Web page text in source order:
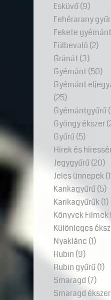
Esküvő(9)
Fehérarany
Fekete gyémánt
Fülbevaló (2)
Gránát (3)
Gyémánt (50)
Gyémánt
(25)
Gyémántgyűrű
Gyöngy ékszer
Gyűrű(5)
Hírek és
Jegygyűrű(20)
Jeles ünnepek
Karikagyűrű(5)
Karikagyűrűk(1)
Könyvek Filmek
Különleges
Nyaklánc (1)
Rubin (9)
Rubin gyűrű(1)
Smaragd (7)
Smaragd ékszer